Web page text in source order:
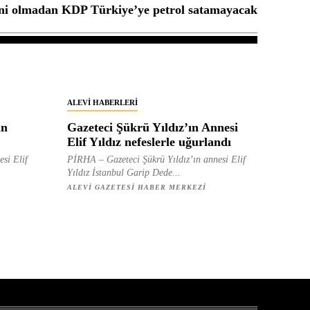
olmadan KDP Türkiye’ye petrol satamayacak
Elif
ALEVI HABERLERI
Gazeteci Şükrü Yıldız’ın Annesi
Elif Yıldız nefeslerle uğurlandı
PİRHA – Gazeteci Şükrü Yıldız’ın annesi Elif
Yıldız İstanbul Garip Dede...
ALEVI GAZETESI HABER MERKEZI